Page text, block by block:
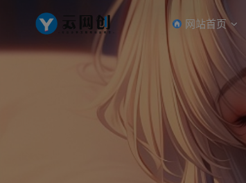
网站首页